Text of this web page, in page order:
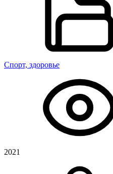
Спорт, здоровье
2021